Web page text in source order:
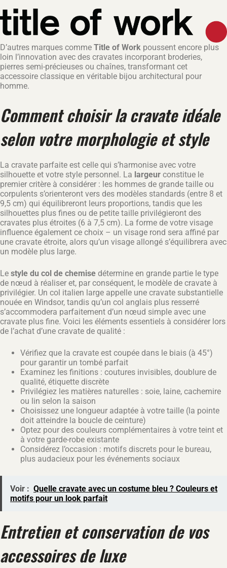
D’autres marques comme Title of Work poussent encore plus
loin l’innovation avec des cravates incorporant broderies,
pierres semi-précieuses ou chaînes, transformant cet
accessoire classique en véritable bijou architectural pour
homme.
Comment choisir la cravate idéale
selon votre morphologie et style
La cravate parfaite est celle qui s’harmonise avec votre
silhouette et votre style personnel. La largeur constitue le
premier critère à considérer : les hommes de grande taille ou
corpulents s’orienteront vers des modèles standards (entre 8 et
9,5 cm) qui équilibreront leurs proportions, tandis que les
silhouettes plus fines ou de petite taille privilégieront des
cravates plus étroites (6 à 7,5 cm). La forme de votre visage
influence également ce choix – un visage rond sera affiné par
une cravate étroite, alors qu’un visage allongé s’équilibrera avec
un modèle plus large.
Le style du col de chemise détermine en grande partie le type
de nœud à réaliser et, par conséquent, le modèle de cravate à
privilégier. Un col italien large appelle une cravate substantielle
nouée en Windsor, tandis qu’un col anglais plus resserré
s’accommodera parfaitement d’un nœud simple avec une
cravate plus fine. Voici les éléments essentiels à considérer lors
de l’achat d’une cravate de qualité :
Vérifiez que la cravate est coupée dans le biais (à 45°)
pour garantir un tombé parfait
Examinez les finitions : coutures invisibles, doublure de
qualité, étiquette discrète
Privilégiez les matières naturelles : soie, laine, cachemire
ou lin selon la saison
Choisissez une longueur adaptée à votre taille (la pointe
doit atteindre la boucle de ceinture)
Optez pour des couleurs complémentaires à votre teint et
à votre garde-robe existante
Considérez l’occasion : motifs discrets pour le bureau,
plus audacieux pour les événements sociaux
Voir : Quelle cravate avec un costume bleu ? Couleurs et
motifs pour un look parfait
Entretien et conservation de vos
accessoires de luxe